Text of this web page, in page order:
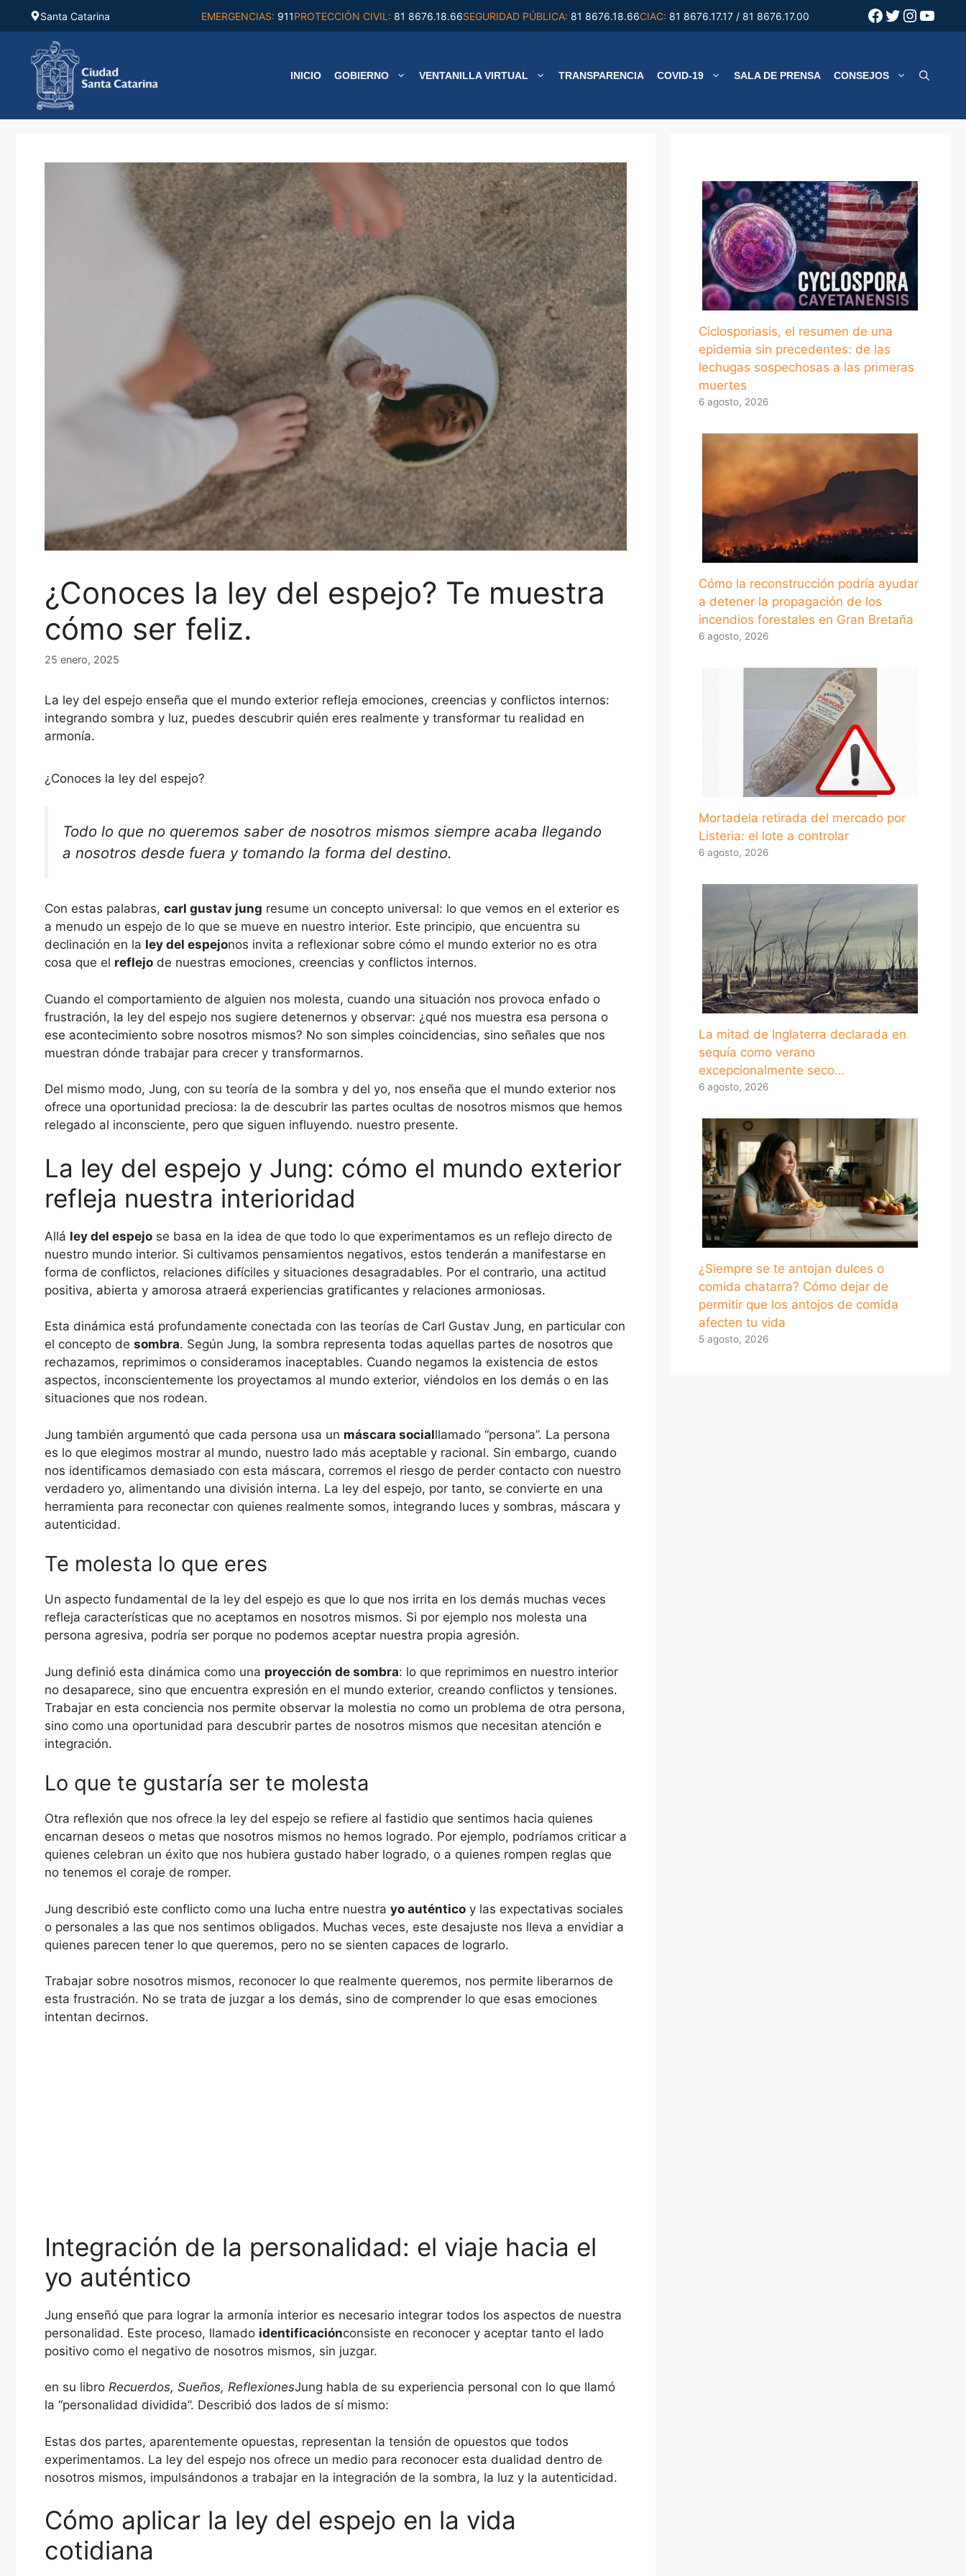
Saltar
contenido
Santa Catarina EMERGENCIAS: 911PROTECCIÓN CIVIL: 81 8676.18.66SEGURIDAD PÚBLICA: 81 8676.18.66CIAC: 81 8676.17.17 / 81 8676.17.00 Facebook
Twitter
INICIO GOBIERNO VENTANILLA VIRTUAL TRANSPARENCIA COVID-19 SALA DE PRENSA CONSEJOS
¿Conoces la ley del espejo? Te muestra
cómo ser feliz.
25 enero, 2025
La ley del espejo enseña que el mundo exterior refleja emociones, creencias y conflictos internos:
integrando sombra y luz, puedes descubrir quién eres realmente y transformar tu realidad en
armonía.
¿Conoces la ley del espejo?
Todo lo que no queremos saber de nosotros mismos siempre acaba llegando
a nosotros desde fuera y tomando la forma del destino.
Con estas palabras, carl gustav jung resume un concepto universal: lo que vemos en el exterior es
a menudo un espejo de lo que se mueve en nuestro interior. Este principio, que encuentra su
declinación en la ley del espejonos invita a reflexionar sobre cómo el mundo exterior no es otra
cosa que el reflejo de nuestras emociones, creencias y conflictos internos.
Cuando el comportamiento de alguien nos molesta, cuando una situación nos provoca enfado o
frustración, la ley del espejo nos sugiere detenernos y observar: ¿qué nos muestra esa persona o
ese acontecimiento sobre nosotros mismos? No son simples coincidencias, sino señales que nos
muestran dónde trabajar para crecer y transformarnos.
Del mismo modo, Jung, con su teoría de la sombra y del yo, nos enseña que el mundo exterior nos
ofrece una oportunidad preciosa: la de descubrir las partes ocultas de nosotros mismos que hemos
relegado al inconsciente, pero que siguen influyendo. nuestro presente.
La ley del espejo y Jung: cómo el mundo exterior
refleja nuestra interioridad
Allá ley del espejo se basa en la idea de que todo lo que experimentamos es un reflejo directo de
nuestro mundo interior. Si cultivamos pensamientos negativos, estos tenderán a manifestarse en
forma de conflictos, relaciones difíciles y situaciones desagradables. Por el contrario, una actitud
positiva, abierta y amorosa atraerá experiencias gratificantes y relaciones armoniosas.
Esta dinámica está profundamente conectada con las teorías de Carl Gustav Jung, en particular con
el concepto de sombra. Según Jung, la sombra representa todas aquellas partes de nosotros que
rechazamos, reprimimos o consideramos inaceptables. Cuando negamos la existencia de estos
aspectos, inconscientemente los proyectamos al mundo exterior, viéndolos en los demás o en las
situaciones que nos rodean.
Jung también argumentó que cada persona usa un máscara socialllamado “persona”. La persona
es lo que elegimos mostrar al mundo, nuestro lado más aceptable y racional. Sin embargo, cuando
nos identificamos demasiado con esta máscara, corremos el riesgo de perder contacto con nuestro
verdadero yo, alimentando una división interna. La ley del espejo, por tanto, se convierte en una
herramienta para reconectar con quienes realmente somos, integrando luces y sombras, máscara y
autenticidad.
Te molesta lo que eres
Un aspecto fundamental de la ley del espejo es que lo que nos irrita en los demás muchas veces
refleja características que no aceptamos en nosotros mismos. Si por ejemplo nos molesta una
persona agresiva, podría ser porque no podemos aceptar nuestra propia agresión.
Jung definió esta dinámica como una proyección de sombra: lo que reprimimos en nuestro interior
no desaparece, sino que encuentra expresión en el mundo exterior, creando conflictos y tensiones.
Trabajar en esta conciencia nos permite observar la molestia no como un problema de otra persona,
sino como una oportunidad para descubrir partes de nosotros mismos que necesitan atención e
integración.
Lo que te gustaría ser te molesta
Otra reflexión que nos ofrece la ley del espejo se refiere al fastidio que sentimos hacia quienes
encarnan deseos o metas que nosotros mismos no hemos logrado. Por ejemplo, podríamos criticar a
quienes celebran un éxito que nos hubiera gustado haber logrado, o a quienes rompen reglas que
no tenemos el coraje de romper.
Jung describió este conflicto como una lucha entre nuestra yo auténtico y las expectativas sociales
o personales a las que nos sentimos obligados. Muchas veces, este desajuste nos lleva a envidiar a
quienes parecen tener lo que queremos, pero no se sienten capaces de lograrlo.
Trabajar sobre nosotros mismos, reconocer lo que realmente queremos, nos permite liberarnos de
esta frustración. No se trata de juzgar a los demás, sino de comprender lo que esas emociones
intentan decirnos.
Integración de la personalidad: el viaje hacia el
yo auténtico
Jung enseñó que para lograr la armonía interior es necesario integrar todos los aspectos de nuestra
personalidad. Este proceso, llamado identificaciónconsiste en reconocer y aceptar tanto el lado
positivo como el negativo de nosotros mismos, sin juzgar.
en su libro Recuerdos, Sueños, ReflexionesJung habla de su experiencia personal con lo que llamó
la “personalidad dividida”. Describió dos lados de sí mismo:
Estas dos partes, aparentemente opuestas, representan la tensión de opuestos que todos
experimentamos. La ley del espejo nos ofrece un medio para reconocer esta dualidad dentro de
nosotros mismos, impulsándonos a trabajar en la integración de la sombra, la luz y la autenticidad.
Cómo aplicar la ley del espejo en la vida
cotidiana
Ciclosporiasis, el resumen de una
epidemia sin precedentes: de las
lechugas sospechosas a las primeras
muertes
6 agosto, 2026
Cómo la reconstrucción podría ayudar
a detener la propagación de los
incendios forestales en Gran Bretaña
6 agosto, 2026
Mortadela retirada del mercado por
Listeria: el lote a controlar
6 agosto, 2026
La mitad de Inglaterra declarada en
sequía como verano
excepcionalmente seco…
6 agosto, 2026
¿Siempre se te antojan dulces o
comida chatarra? Cómo dejar de
permitir que los antojos de comida
afecten tu vida
5 agosto, 2026